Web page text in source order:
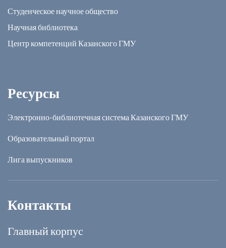
Студенческое научное общество
Научная библиотека
Центр компетенций Казанского ГМУ
Ресурсы
Электронно-библиотечная система Казанского ГМУ
Образовательный портал
Лига выпускников
Контакты
Главный корпус